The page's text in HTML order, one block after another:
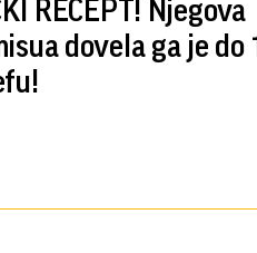
RECEPT! Njegova
dovela ga je do